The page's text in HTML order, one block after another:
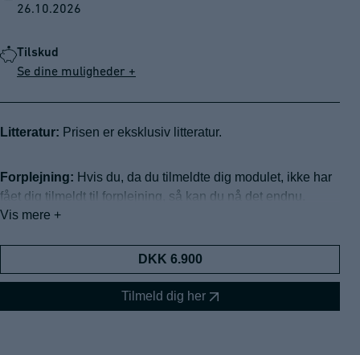
26.10.2026
Tilskud
Se dine muligheder +
Vis mere +
Litteratur: Prisen er eksklusiv litteratur.
Forplejning: Hvis du, da du tilmeldte dig modulet, ikke har
fået dig tilmeldt til forplejning, så kan du nå det endnu.
Der er nemlig mulighed for tilkøb af forplejning til kr. 240,-
Forplejningen består af morgenmad, frokost inkl.
drikkevarer samt eftermiddagskage.
Kaffe, the og andre varianter af varme drikke og koldt vand
er tilgængelig ub hele dagen.
DKK 6.900
Tilmeld dig her